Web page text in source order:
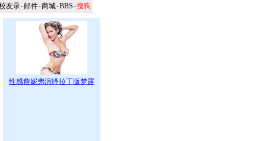
友录-邮件-商城-BBS-搜狗